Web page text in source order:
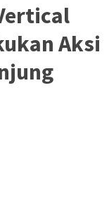
Aksi